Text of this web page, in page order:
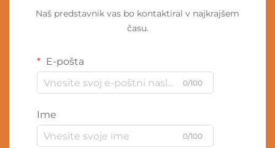
Naš predstavnik vas bo kontaktiral v najkrajšem
času.
E-pošta
0/100
Ime
0/100